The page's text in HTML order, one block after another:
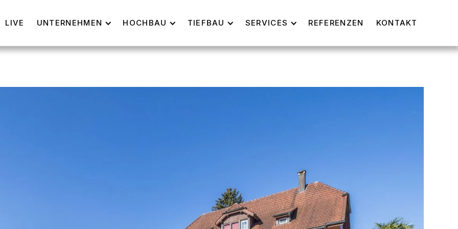
LIVE UNTERNEHMEN HOCHBAU TIEFBAU SERVICES REFERENZEN KONTAKT